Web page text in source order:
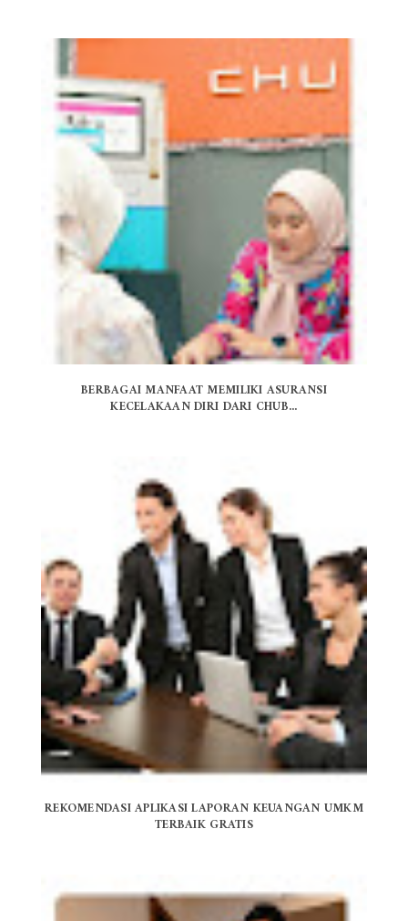
BERBAGAI MANFAAT MEMILIKI ASURANSI
KECELAKAAN DIRI DARI CHUB...
REKOMENDASI APLIKASI LAPORAN KEUANGAN UMKM
TERBAIK GRATIS